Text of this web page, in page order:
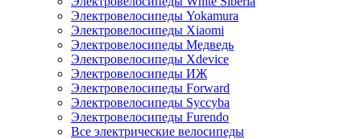
Электровелосипеды Yokamura
Электровелосипеды Xiaomi
Электровелосипеды Медведь
Электровелосипеды Xdevice
Электровелосипеды ИЖ
Электровелосипеды Forward
Электровелосипеды Syccyba
Электровелосипеды Furendo
Все электрические велосипеды